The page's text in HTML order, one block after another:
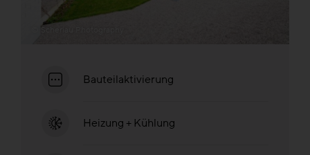
Bauteilaktivierung
Heizung + Kühlung